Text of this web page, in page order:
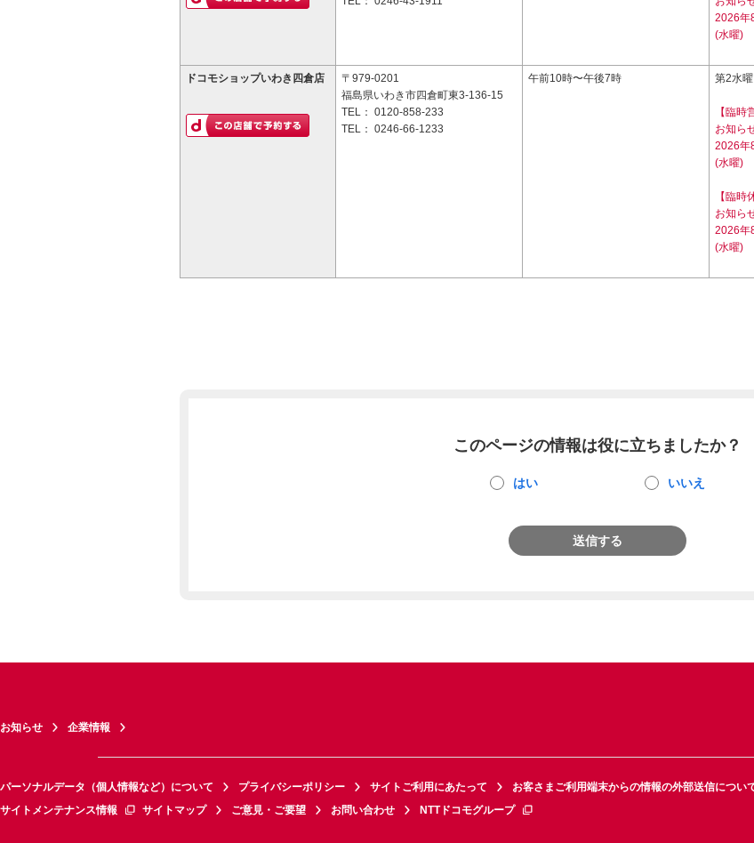
2026年
(水曜)
ドコモショップいわき四倉店
〒979-0201
福島県いわき市四倉町東3-136-15
TEL： 0120-858-233
TEL： 0246-66-1233
午前10時〜午後7時 第2水曜
【臨時
お知ら
2026年
(水曜)
【臨時
お知ら
2026年
(水曜)
このページの情報は役に立ちましたか？
はい いいえ
送信する
お知らせ 企業情報
パーソナルデータ（個人情報など）について プライバシーポリシー サイトご利用にあたって お客さまご利用端末からの情報の外部送信につい
サイトメンテナンス情報
サイトマップ ご意見・ご要望 お問い合わせ NTTドコモグループ